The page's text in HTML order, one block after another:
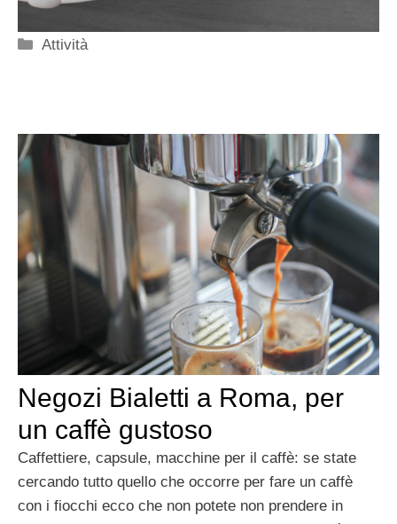
Categorie
Attività
Negozi Bialetti a Roma, per
un caffè gustoso
Caffettiere, capsule, macchine per il caffè: se state
cercando tutto quello che occorre per fare un caffè
con i fiocchi ecco che non potete non prendere in